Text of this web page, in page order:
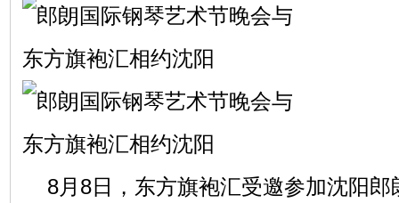
8月8日，东方旗袍汇受邀参加沈阳郎